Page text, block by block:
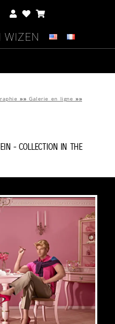
»» Galerie en ligne »»
-Collection In The